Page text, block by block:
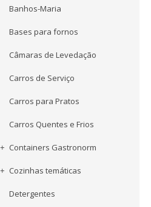
Banhos-Maria
Bases para fornos
Câmaras de Levedação
Carros de Serviço
Carros para Pratos
Carros Quentes e Frios
Containers Gastronorm
Cozinhas temáticas
Detergentes